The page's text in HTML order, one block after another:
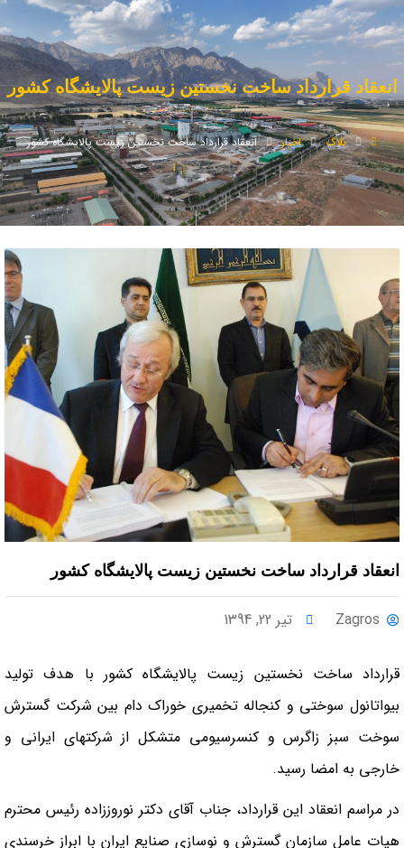
انعقاد قرارداد ساخت نخستين زيست پالايشگاه كشور
بلاگ اخبار انعقاد قرارداد ساخت نخستين زيست پالايشگاه كشور
انعقاد قرارداد ساخت نخستين زيست پالايشگاه كشور
Zagros تیر 22, 1394
قرارداد ساخت نخستين زيست پالايشگاه كشور با هدف توليد
بيواتانول سوختي و كنجاله تخميري خوراك دام بين شرکت گسترش
سوخت سبز زاگرس و كنسرسيومي متشكل از شركتهاي ايراني و
خارجي به امضا رسيد.
در مراسم انعقاد اين قرارداد، جناب آقای دکتر نوروززاده رئيس محترم
هيات عامل سازمان گسترش و نوسازی صنایع ایران با ابراز خرسندي